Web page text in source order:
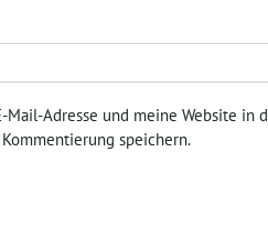
Mail-Adresse und meine Website in
speichern.